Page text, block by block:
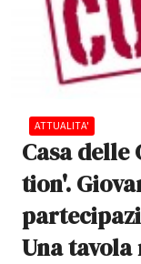
ATTUALITA'
Casa delle
tion'.
Una